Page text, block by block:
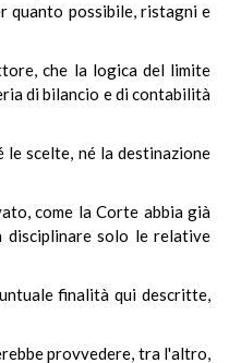
quanto possibile, ristagni e
che la logica del limite
di bilancio e di contabilità
scelte, né la destinazione
come la Corte abbia già
disciplinare solo le relative
finalità qui descritte,
provvedere, tra l'altro,